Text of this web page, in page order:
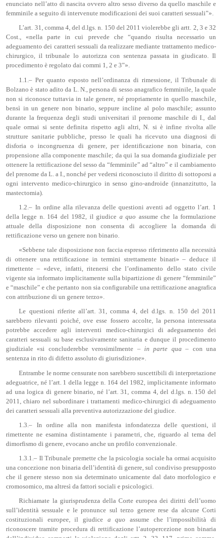
enunciato nell’atto di nascita ovvero altro sesso diverso da quello maschile e
femminile a seguito di intervenute modificazioni dei suoi caratteri sessuali”».
L’art. 31, comma 4, del d.lgs. n. 150 del 2011 violerebbe gli artt. 2, 3 e 32
Cost., «nella parte in cui prevede che “quando risulta necessario un
adeguamento dei caratteri sessuali da realizzare mediante trattamento medico-
chirurgico, il tribunale lo autorizza con sentenza passata in giudicato. Il
procedimento è regolato dai commi 1, 2 e 3”».
1.1.– Per quanto esposto nell’ordinanza di rimessione, il Tribunale di
Bolzano è stato adito da L. N., persona di sesso anagrafico femminile, la quale
non si riconosce tuttavia in tale genere, né propriamente in quello maschile,
bensì in un genere non binario, seppure incline al polo maschile; assunto
durante la frequenza degli studi universitari il prenome maschile di I., dal
quale ormai si sente definita rispetto agli altri, N. si è infine rivolta alle
strutture sanitarie pubbliche, presso le quali ha ricevuto una diagnosi di
disforia o incongruenza di genere, per identificazione non binaria, con
propensione alla componente maschile; da qui la sua domanda giudiziale per
ottenere la rettificazione del sesso da “femminile” ad “altro” e il cambiamento
del prenome da L. a I., nonché per vedersi riconosciuto il diritto di sottoporsi a
ogni intervento medico-chirurgico in senso gino-androide (innanzitutto, la
mastectomia).
1.2.– In ordine alla rilevanza delle questioni aventi ad oggetto l’art. 1
della legge n. 164 del 1982, il giudice a quo assume che la formulazione
attuale della disposizione non consenta di accogliere la domanda di
rettificazione verso un genere non binario.
«Sebbene tale disposizione non faccia espresso riferimento alla necessità
di ottenere una rettificazione in termini strettamente binari» – deduce il
rimettente – «deve, infatti, ritenersi che l’ordinamento dello stato civile
vigente sia informato implicitamente sulla bipartizione di genere “femminile”
e “maschile” e che pertanto non sia configurabile una rettificazione anagrafica
con attribuzione di un genere terzo».
Le questioni riferite all’art. 31, comma 4, del d.lgs. n. 150 del 2011
sarebbero rilevanti poiché, ove esse fossero accolte, la persona interessata
potrebbe accedere agli interventi medico-chirurgici di adeguamento dei
caratteri sessuali su base esclusivamente sanitaria e dunque il procedimento
giudiziale «si concluderebbe verosimilmente – in parte qua – con una
sentenza in rito di difetto assoluto di giurisdizione».
Entrambe le norme censurate non sarebbero suscettibili di interpretazione
adeguatrice, né l’art. 1 della legge n. 164 del 1982, implicitamente informato
ad una logica di genere binario, né l’art. 31, comma 4, del d.lgs. n. 150 del
2011, chiaro nel subordinare i trattamenti medico-chirurgici di adeguamento
dei caratteri sessuali alla preventiva autorizzazione del giudice.
1.3.– In ordine alla non manifesta infondatezza delle questioni, il
rimettente ne esamina distintamente i parametri, che, riguardo al tema del
dimorfismo di genere, evocano anche un profilo convenzionale.
1.3.1.– Il Tribunale premette che la psicologia sociale ha ormai acquisito
una concezione non binaria dell’identità di genere, sul condiviso presupposto
che il genere stesso non sia determinato unicamente dal dato morfologico e
cromosomico, ma altresì da fattori sociali e psicologici.
Richiamate la giurisprudenza della Corte europea dei diritti dell’uomo
sull’identità sessuale e le pronunce sul terzo genere rese da alcune Corti
costituzionali europee, il giudice a quo assume che l’impossibilità di
riconoscere tramite procedura di rettificazione l’autopercezione non binaria